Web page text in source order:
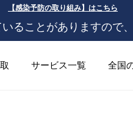
【感染予防の取り組み】はこちら
ることがありますので
サービス一覧 全国